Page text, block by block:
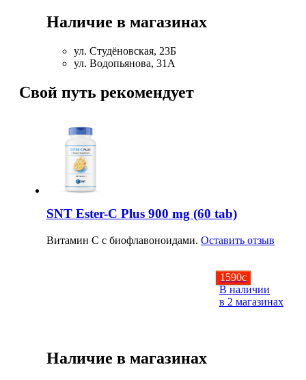
Наличие в магазинах
ул. Студёновская, 23Б
ул. Водопьянова, 31А
Свой путь рекомендует
1590c
В наличии
в 2 магазинах
SNT Ester-C Plus 900 mg (60 tab)
Витамин С с биофлавоноидами. Оставить отзыв
Наличие в магазинах